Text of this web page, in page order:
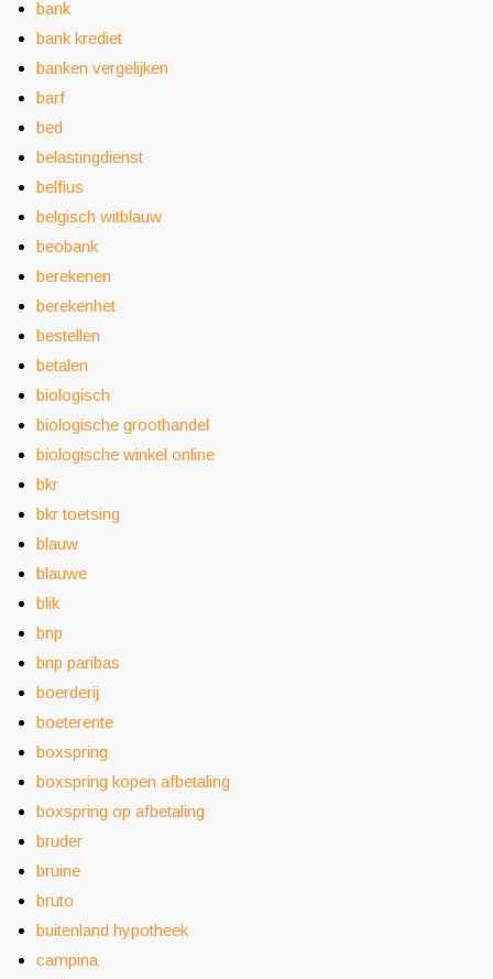
bank
bank krediet
banken vergelijken
barf
bed
belastingdienst
belfius
belgisch witblauw
beobank
berekenen
berekenhet
bestellen
betalen
biologisch
biologische groothandel
biologische winkel online
bkr
bkr toetsing
blauw
blauwe
blik
bnp
bnp paribas
boerderij
boeterente
boxspring
boxspring kopen afbetaling
boxspring op afbetaling
bruder
bruine
bruto
buitenland hypotheek
campina